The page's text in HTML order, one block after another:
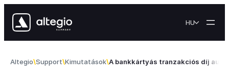
HU
Altegio Support Kimutatások A bankkártyás tranzakciós díj